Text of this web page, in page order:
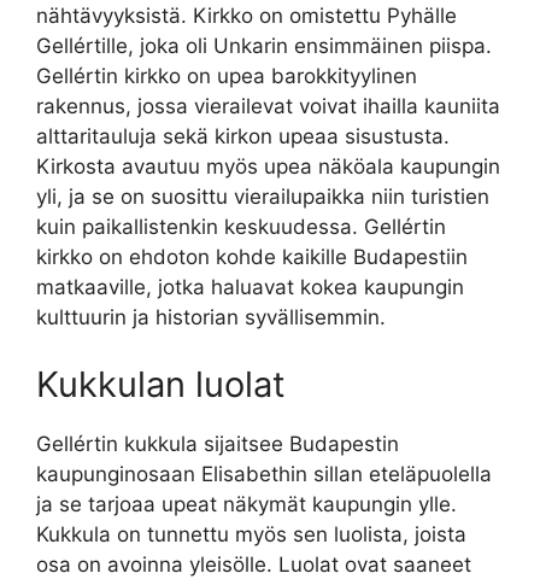
nähtävyyksistä. Kirkko on omistettu Pyhälle
Gellértille, joka oli Unkarin ensimmäinen piispa.
Gellértin kirkko on upea barokkityylinen
rakennus, jossa vierailevat voivat ihailla kauniita
alttaritauluja sekä kirkon upeaa sisustusta.
Kirkosta avautuu myös upea näköala kaupungin
yli, ja se on suosittu vierailupaikka niin turistien
kuin paikallistenkin keskuudessa. Gellértin
kirkko on ehdoton kohde kaikille Budapestiin
matkaaville, jotka haluavat kokea kaupungin
kulttuurin ja historian syvällisemmin.
Kukkulan luolat
Gellértin kukkula sijaitsee Budapestin
kaupunginosaan Elisabethin sillan eteläpuolella
ja se tarjoaa upeat näkymät kaupungin ylle.
Kukkula on tunnettu myös sen luolista, joista
osa on avoinna yleisölle. Luolat ovat saaneet